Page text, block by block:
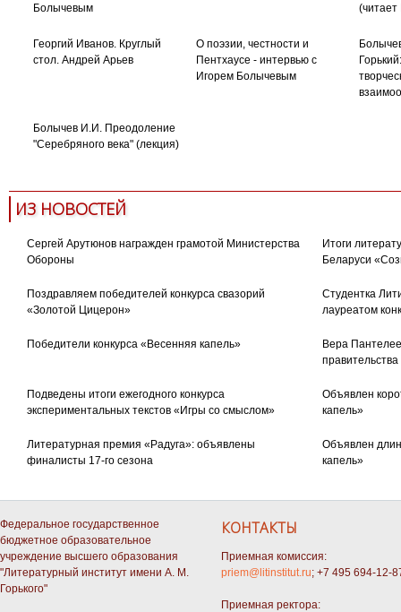
Болычевым
Георгий Иванов. Круглый
стол. Андрей Арьев
О поэзии, честности и
Пентхаусе - интервью с
Игорем Болычевым
Болычев И.И. Преодоление
"Серебряного века" (лекция)
ИЗ НОВОСТЕЙ
Сергей Арутюнов награжден грамотой Министерства
Обороны
Итоги
Беларуси
Поздравляем победителей конкурса свазорий
«Золотой Цицерон»
Студентка
лауреатом
Победители конкурса «Весенняя капель»
Вера
Подведены итоги ежегодного конкурса
экспериментальных текстов «Игры со смыслом»
Объявлен
капель»
Литературная премия «Радуга»: объявлены
финалисты 17-го сезона
Объявлен
капель»
Федеральное государственное
бюджетное образовательное
учреждение высшего образования
"Литературный институт имени А. М.
Горького"
КОНТАКТЫ
Приемная комиссия:
priem@litinstitut.ru; +7 495 694-12-
Приемная ректора: